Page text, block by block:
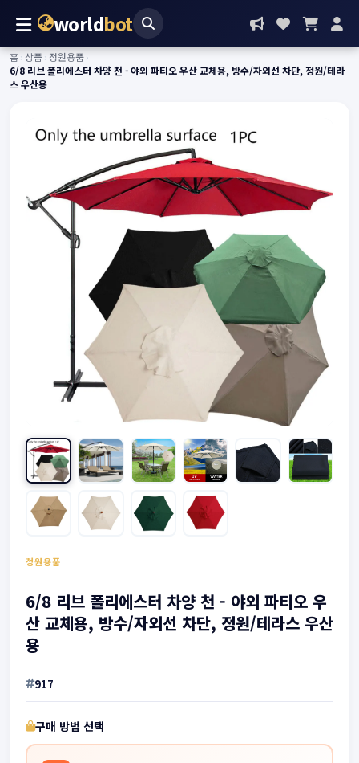
worldbot
홈›상품› 정원용품›
6/8 리브 폴리에스터 차양 천 - 야외 파티오 우산 교체용, 방수/자외선 차단, 정원/테라
스 우산용
정원용품
6/8 리브 폴리에스터 차양 천 - 야외 파티오 우
산 교체용, 방수/자외선 차단, 정원/테라스 우산
용
917
구매 방법 선택